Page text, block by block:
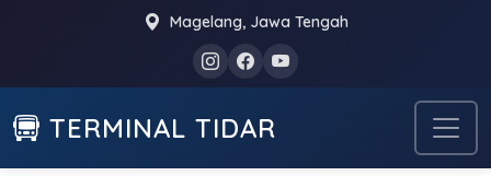
Magelang, Jawa Tengah
TERMINAL TIDAR